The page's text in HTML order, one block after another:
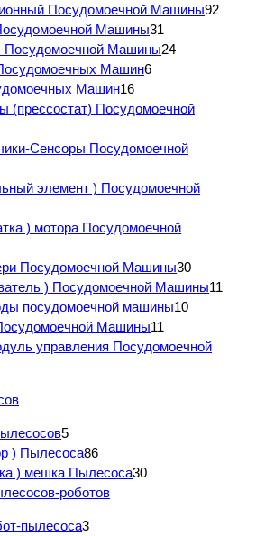
Посудомоечной Машины92
Машины31
Посудомоечной Машины24
Машин6
Машин16
(прессостат) Посудомоечной
Сенсоры Посудомоечной
элемент ) Посудомоечной
) мотора Посудомоечной
Посудомоечной Машины30
) Посудомоечной Машины11
посудомоечной машины10
Машины11
управления Посудомоечной
5
) Пылесоса86
) мешка Пылесоса30
роботов
пылесоса3